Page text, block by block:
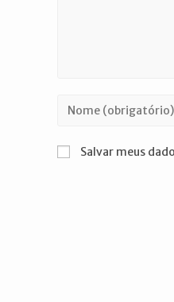
Digite
nome
ou
Salvar meus